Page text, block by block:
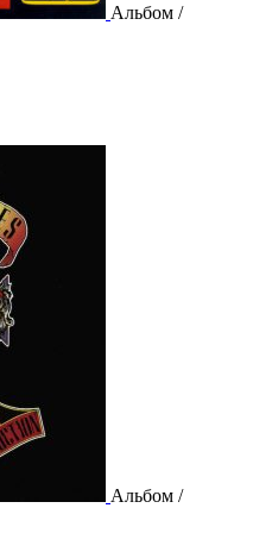
Альбом /
Альбом /